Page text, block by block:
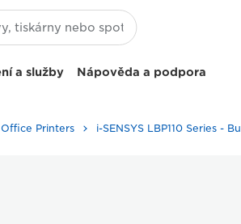
a služby Nápověda a podpora
Printers